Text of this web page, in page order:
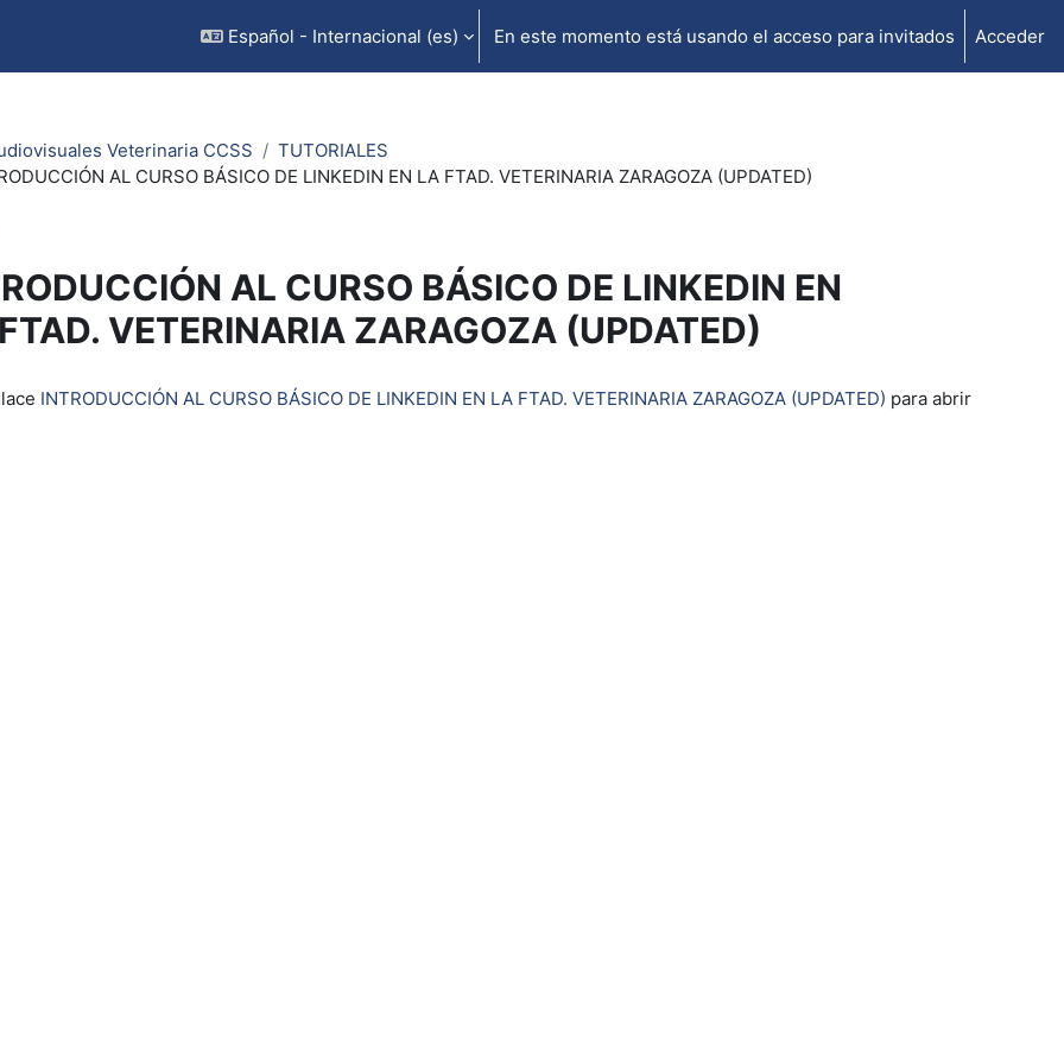
Español - Internacional ‎(es)‎ En este momento está usando el acceso para invitados Acceder
Veterinaria CCSS
TUTORIALES
AL CURSO BÁSICO DE LINKEDIN EN LA FTAD. VETERINARIA ZARAGOZA (UPDATED)
AL CURSO BÁSICO DE LINKEDIN EN
VETERINARIA ZARAGOZA (UPDATED)
INTRODUCCIÓN AL CURSO BÁSICO DE LINKEDIN EN LA FTAD. VETERINARIA ZARAGOZA (UPDATED) para abrir